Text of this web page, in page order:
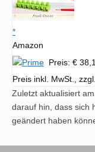
*
Amazon
Preis: €
Preis inkl. MwSt.,
Zuletzt aktualisiert
darauf hin, dass sich
geändert haben